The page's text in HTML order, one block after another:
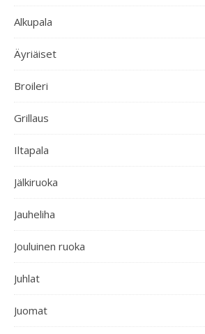
Alkupala
Äyriäiset
Broileri
Grillaus
Iltapala
Jälkiruoka
Jauheliha
Jouluinen ruoka
Juhlat
Juomat